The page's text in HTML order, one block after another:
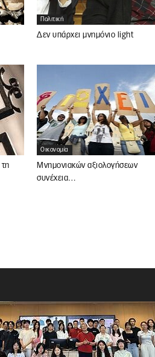
Πολιτική
Δεν υπάρχει μνημόνιο light
Οικονομία
Μνημονιακών αξιολογήσεων
συνέχεια…